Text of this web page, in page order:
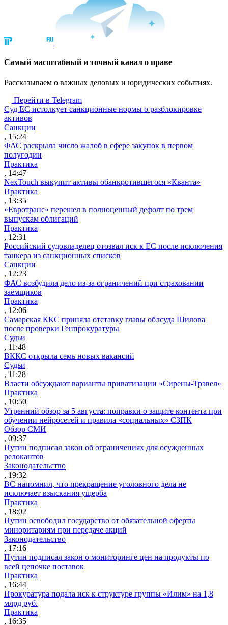
Cамый масштабный и точный канал о праве
Рассказываем о важных деловых и юридических событиях.
Перейти в Telegram
Суд ЕС истолкует санкционные нормы о разблокировке
активов
Санкции
, 15:24
ФАС раскрыла число жалоб в сфере закупок в первом
полугодии
Практика
, 14:47
NexTouch выкупит активы обанкротившегося «Кванта»
Практика
, 13:35
«Евротранс» перешел в полноценный дефолт по трем
выпускам облигаций
Практика
, 12:31
Российский судовладелец отозвал иск к ЕС после исключения
танкера из санкционных списков
Санкции
, 12:23
ФАС возбудила дело из-за ограничений при страховании
заемщиков
Практика
, 12:06
Самарская ККС приняла отставку главы облсуда Шилова
после проверки Генпрокуратуры
Судьи
, 11:48
ВККС открыла семь новых вакансий
Судьи
, 11:28
Власти обсуждают варианты приватизации «Сирены-Трэвел»
Практика
, 10:50
Утренний обзор за 5 августа: поправки о защите контента при
обучении нейросетей и правила «социальных» СЗПК
Обзор СМИ
, 09:37
Путин подписал закон об ограничениях для осужденных
релокантов
Законодательство
, 19:32
ВС напомнил, что прекращение уголовного дела не
исключает взыскания ущерба
Практика
, 18:02
Путин освободил государство от обязательной оферты
миноритариям при передаче акций
Законодательство
, 17:16
Путин подписал закон о мониторинге цен на продукты по
всей цепочке поставок
Практика
, 16:44
Прокуратура подала иск к структуре группы «Илим» на 1,8
млрд руб.
Практика
, 16:35